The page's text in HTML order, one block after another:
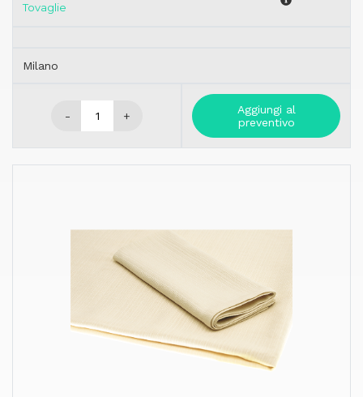
Tovaglie
Milano
- +
Aggiungi al
preventivo